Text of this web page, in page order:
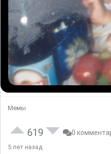
Мемы
619 0
5 лет назад